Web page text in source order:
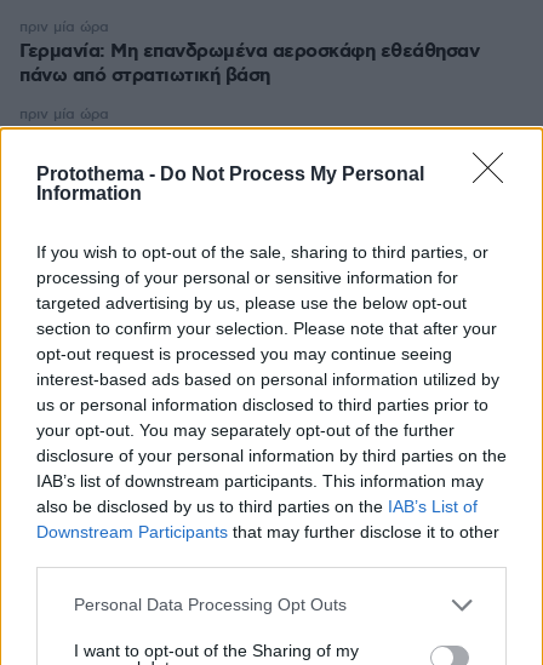
Protothema - Do Not Process My Personal
Information
If you wish to opt-out of the sale, sharing to third parties, or
processing of your personal or sensitive information for
targeted advertising by us, please use the below opt-out
section to confirm your selection. Please note that after your
opt-out request is processed you may continue seeing
interest-based ads based on personal information utilized by
us or personal information disclosed to third parties prior to
your opt-out. You may separately opt-out of the further
disclosure of your personal information by third parties on the
IAB’s list of downstream participants. This information may
also be disclosed by us to third parties on the IAB’s List of
Downstream Participants that may further disclose it to other
Please note that this website/app uses one or more Google
not limited to your visit or usage behaviour. You may click to
Personal Data Processing Opt Outs
I want to opt-out of the Sharing of my
Γερμανία: Μη επανδρωμένα αεροσκάφη εθεάθησαν
πάνω από στρατιωτική βάση
πριν μία ώρα
Ορμούζ, λέει το Ομάν
πριν μία ώρα
αντιπολίτευσης πέταξε αυγά στον πρωθυπουργό Άλμπιν
Κούρτι, δείτε βίντεο
08.08.2026, 23:42
Διακοπές στο Λασίθι: Πόλεις με χαρακτήρα, χωριά με
ψυχή
08.08.2026, 23:40
Μπορεί ένας σκύλος να διαισθανθεί ότι θα γίνει
σεισμός; Πώς επηρεάζει το σχήμα των αυτιών του
08.08.2026, 23:30
ΔΕΙΤΕ ΟΛΕΣ ΤΙΣ ΕΙΔΗΣΕΙΣ